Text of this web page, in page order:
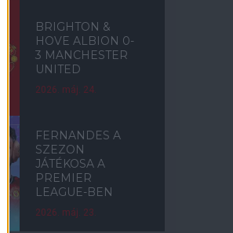
BRIGHTON &
HOVE ALBION 0-
3 MANCHESTER
UNITED
2026. máj. 24.
FERNANDES A
SZEZON
JÁTÉKOSA A
PREMIER
LEAGUE-BEN
2026. máj. 23.